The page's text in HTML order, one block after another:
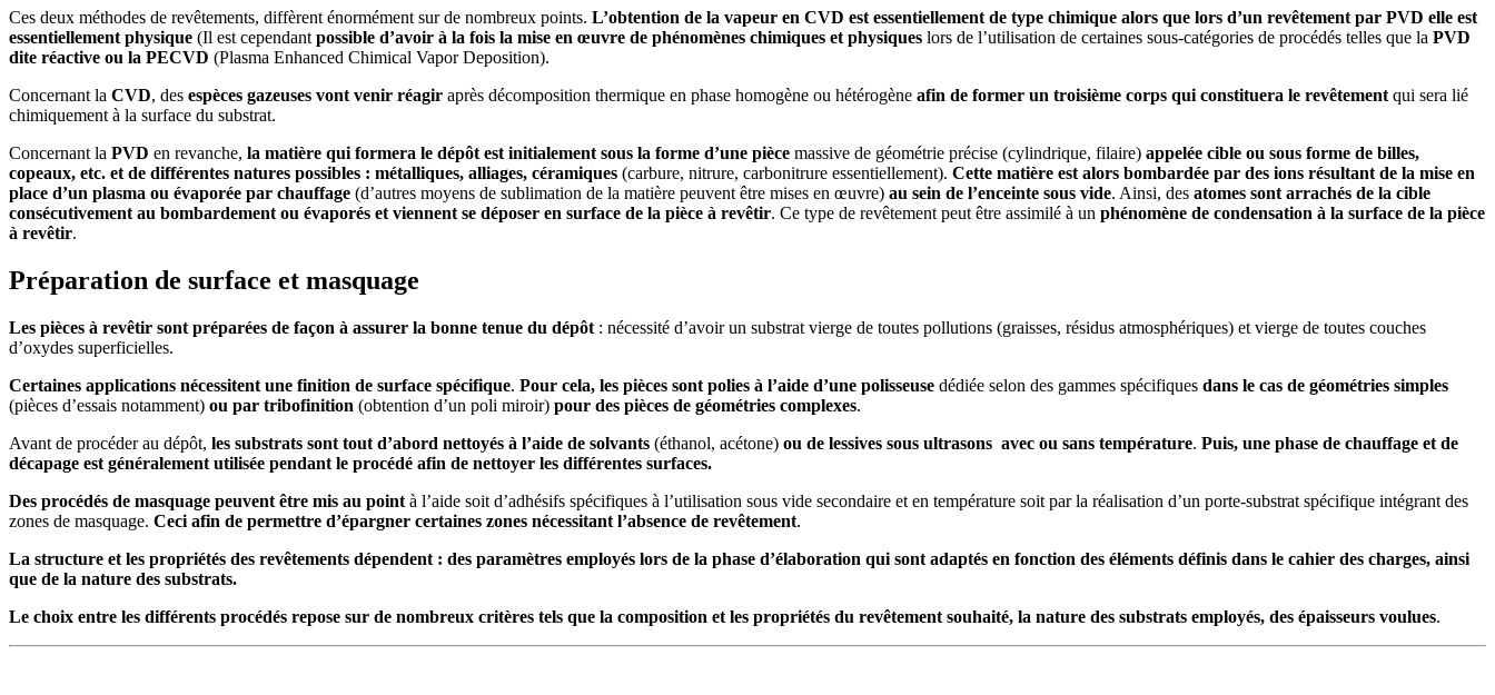
Ces deux méthodes de revêtements, diffèrent énormément sur de nombreux points. L’obtention de la vapeur en CVD est essentiellement de type chimique alors que lors d’un revêtement par PVD elle est
essentiellement physique (Il est cependant possible d’avoir à la fois la mise en œuvre de phénomènes chimiques et physiques lors de l’utilisation de certaines sous-catégories de procédés telles que la PVD
dite réactive ou la PECVD (Plasma Enhanced Chimical Vapor Deposition).
Concernant la CVD, des espèces gazeuses vont venir réagir après décomposition thermique en phase homogène ou hétérogène afin de former un troisième corps qui constituera le revêtement qui sera lié
chimiquement à la surface du substrat.
Concernant la PVD en revanche, la matière qui formera le dépôt est initialement sous la forme d’une pièce massive de géométrie précise (cylindrique, filaire) appelée cible ou sous forme de billes,
copeaux, etc. et de différentes natures possibles : métalliques, alliages, céramiques (carbure, nitrure, carbonitrure essentiellement). Cette matière est alors bombardée par des ions résultant de la mise en
place d’un plasma ou évaporée par chauffage (d’autres moyens de sublimation de la matière peuvent être mises en œuvre) au sein de l’enceinte sous vide. Ainsi, des atomes sont arrachés de la cible
consécutivement au bombardement ou évaporés et viennent se déposer en surface de la pièce à revêtir. Ce type de revêtement peut être assimilé à un phénomène de condensation à la surface de la pièce
à revêtir.
Préparation de surface et masquage
Les pièces à revêtir sont préparées de façon à assurer la bonne tenue du dépôt : nécessité d’avoir un substrat vierge de toutes pollutions (graisses, résidus atmosphériques) et vierge de toutes couches
d’oxydes superficielles.
Certaines applications nécessitent une finition de surface spécifique. Pour cela, les pièces sont polies à l’aide d’une polisseuse dédiée selon des gammes spécifiques dans le cas de géométries simples
(pièces d’essais notamment) ou par tribofinition (obtention d’un poli miroir) pour des pièces de géométries complexes.
Avant de procéder au dépôt, les substrats sont tout d’abord nettoyés à l’aide de solvants (éthanol, acétone) ou de lessives sous ultrasons avec ou sans température. Puis, une phase de chauffage et de
décapage est généralement utilisée pendant le procédé afin de nettoyer les différentes surfaces.
Des procédés de masquage peuvent être mis au point à l’aide soit d’adhésifs spécifiques à l’utilisation sous vide secondaire et en température soit par la réalisation d’un porte-substrat spécifique intégrant des
zones de masquage. Ceci afin de permettre d’épargner certaines zones nécessitant l’absence de revêtement.
La structure et les propriétés des revêtements dépendent : des paramètres employés lors de la phase d’élaboration qui sont adaptés en fonction des éléments définis dans le cahier des charges, ainsi
que de la nature des substrats.
Le choix entre les différents procédés repose sur de nombreux critères tels que la composition et les propriétés du revêtement souhaité, la nature des substrats employés, des épaisseurs voulues.